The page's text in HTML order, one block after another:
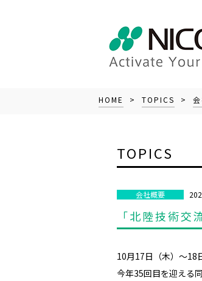
HOME > TOPICS >
TOPICS
会社概要
「北陸技術
10月17日（木）～18
今年35回目を迎える